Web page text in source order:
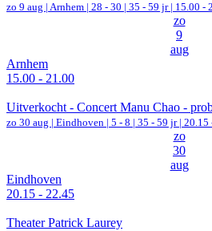
zo 9 aug | Arnhem | 28 - 30 | 35 - 59 jr | 15.00 -
zo
9
aug
Arnhem
15.00 - 21.00
Uitverkocht - Concert Manu Chao -
zo 30 aug | Eindhoven | 5 - 8 | 35 - 59 jr | 20.15
zo
30
aug
Eindhoven
20.15 - 22.45
Theater Patrick Laurey